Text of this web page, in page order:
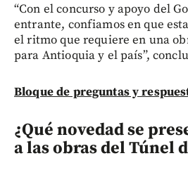
“Con el concurso y apoyo del
entrante, confiamos en que
el ritmo que requiere en una
para Antioquia y el país”,
Bloque de preguntas y
¿Qué novedad se
a las obras del Túnel